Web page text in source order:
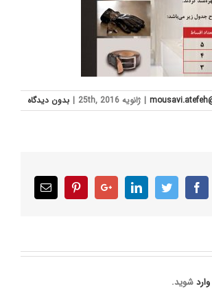
| ژانویه 25th, 2016 | بدون ديدگاه
Facebook
Twitter
LinkedIn
Google+
Pinterest
Email
واردشوید.